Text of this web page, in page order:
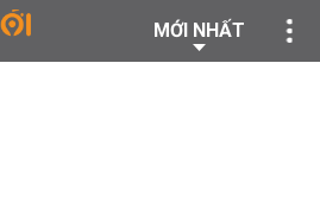
MỚI NHẤT